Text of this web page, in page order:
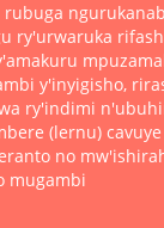
rubuga
ry'urwaruka
y'inyigisho,
ry'indimi
(lernu)
no
mugambi